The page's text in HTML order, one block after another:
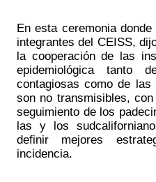
En esta ceremonia
integrantes del CEISS,
la cooperación de las
epidemiológica tanto
contagiosas como de las
son no transmisibles,
seguimiento de los
las y los
definir mejores
incidencia.